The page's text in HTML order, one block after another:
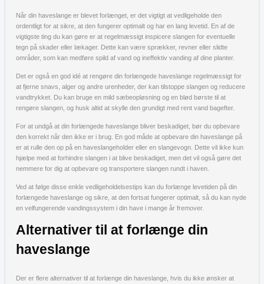
Når din haveslange er blevet forlænget, er det vigtigt at vedligeholde den
ordentligt for at sikre, at den fungerer optimalt og har en lang levetid. En af de
vigtigste ting du kan gøre er at regelmæssigt inspicere slangen for eventuelle
tegn på skader eller lækager. Dette kan være sprækker, revner eller slidte
områder, som kan medføre spild af vand og ineffektiv vanding af dine planter.
Det er også en god idé at rengøre din forlængede haveslange regelmæssigt for
at fjerne snavs, alger og andre urenheder, der kan tilstoppe slangen og reducere
vandtrykket. Du kan bruge en mild sæbeopløsning og en blød børste til at
rengøre slangen, og husk altid at skylle den grundigt med rent vand bagefter.
For at undgå at din forlængede haveslange bliver beskadiget, bør du opbevare
den korrekt når den ikke er i brug. En god måde at opbevare din haveslange på
er at rulle den op på en haveslangeholder eller en slangevogn. Dette vil ikke kun
hjælpe med at forhindre slangen i at blive beskadiget, men det vil også gøre det
nemmere for dig at opbevare og transportere slangen rundt i haven.
Ved at følge disse enkle vedligeholdelsestips kan du forlænge levetiden på din
forlængede haveslange og sikre, at den fortsat fungerer optimalt, så du kan nyde
en velfungerende vandingssystem i din have i mange år fremover.
Alternativer til at forlænge din
haveslange
Der er flere alternativer til at forlænge din haveslange, hvis du ikke ønsker at